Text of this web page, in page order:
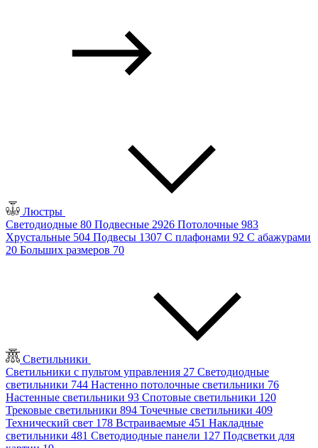
Люстры
Светодиодные 80 Подвесные 2926 Потолочные 983
Хрустальные 504 Подвесы 1307 С плафонами 92 С абажурами
20 Больших размеров 70
Светильники
Светильники с пультом управления 27 Светодиодные
светильники 744 Настенно потолочные светильники 76
Настенные светильники 93 Спотовые светильники 120
Трековые светильники 894 Точечные светильники 409
Технический свет 178 Встраиваемые 451 Накладные
светильники 481 Светодиодные панели 127 Подсветки для